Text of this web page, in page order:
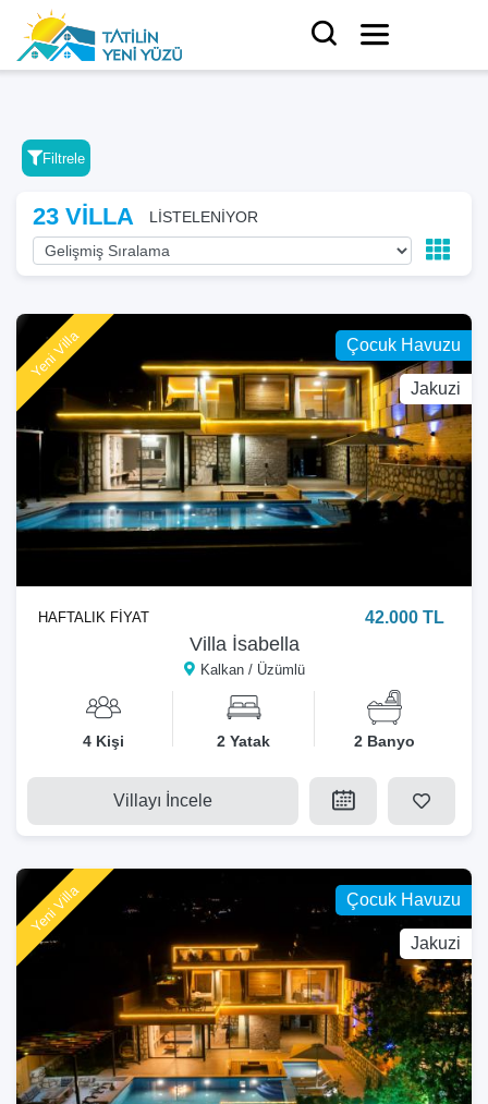
Filtrele
23 VİLLA LİSTELENİYOR
Çocuk Havuzu
Jakuzi
Yeni Villa
Villa İsabella
Kalkan / Üzümlü
HAFTALIK FİYAT 42.000 TL
4 Kişi 2 Yatak 2 Banyo
Villayı İncele
Çocuk Havuzu
Jakuzi
Yeni Villa